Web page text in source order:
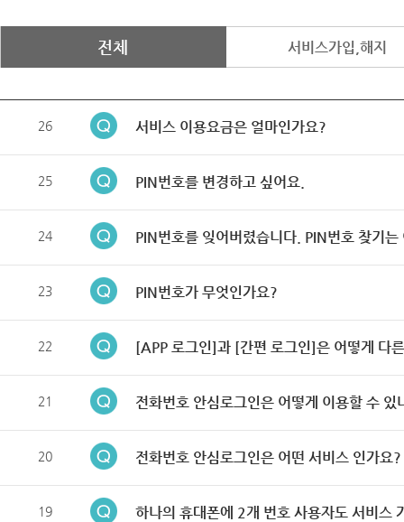
전체 서비스가입,해지
26 서비스 이용요금은 얼마인가요?
25 PIN번호를 변경하고 싶어요.
24 PIN번호를 잊어버렸습니다. PIN번호 찾기는
23 PIN번호가 무엇인가요?
22 [APP 로그인]과 [간편 로그인]은 어떻게 다
21 전화번호 안심로그인은 어떻게 이용할 수 있
20 전화번호 안심로그인은 어떤 서비스 인가요?
19 하나의 휴대폰에 2개 번호 사용자도 서비스